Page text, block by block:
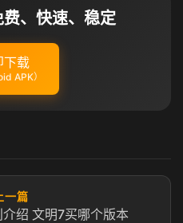
、快速、稳定
下载
APK）
一篇
绍 文明7买哪个版本